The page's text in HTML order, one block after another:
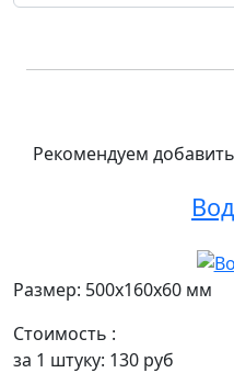
Рекомендуем добавить
Размер: 500х160х60 мм
Стоимость :
за 1 штуку: 130 руб